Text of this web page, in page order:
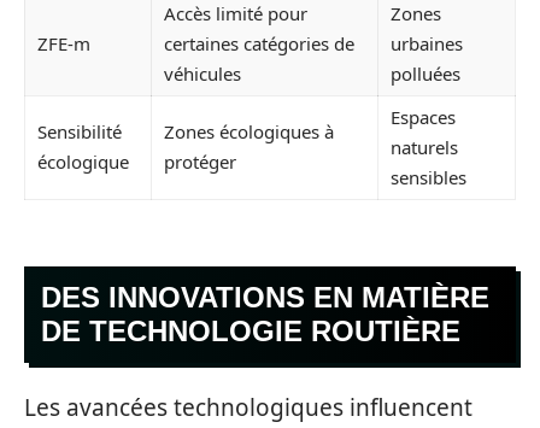
ZFE-m
Accès limité pour
certaines catégories de
véhicules
Zones
urbaines
polluées
Sensibilité
écologique
Zones écologiques à
protéger
Espaces
naturels
sensibles
DES INNOVATIONS EN MATIÈRE
DE TECHNOLOGIE ROUTIÈRE
Les avancées technologiques influencent